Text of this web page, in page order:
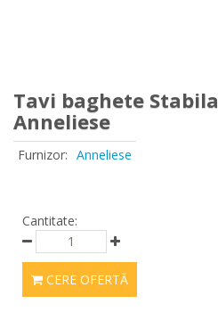
Tavi baghete Stabila
Anneliese
Furnizor: Anneliese
Cantitate:
CERE OFERTĂ